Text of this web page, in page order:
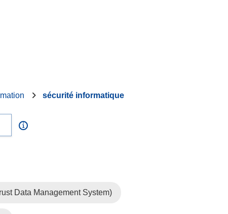
sécurité informatique
Data Management System)